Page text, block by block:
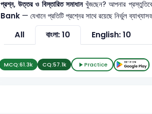
প্রশ্ন, উত্তর ও বিস্তারিত সমাধানখুঁজছেন? আপনার
Bank — যেখানে প্রতিটি প্রশ্নের সাথে রয়েছে নির্ভুল
All বাংলা: 10 English: 10
MCQ:61.3k CQ:57.1k Practice